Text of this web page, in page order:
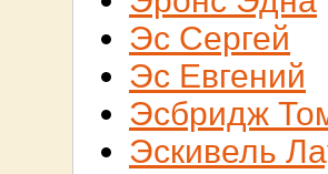
Эс Сергей
Эс Евгений
Эсбридж
Эскивель